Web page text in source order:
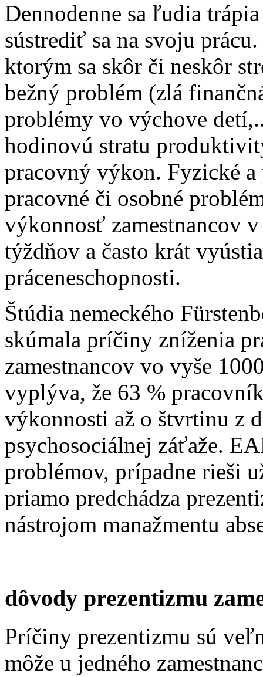
Dennodenne sa ľudia
sústrediť sa na svoju
ktorým sa skôr či neskôr
bežný problém (zlá
problémy vo výchove
hodinovú stratu
pracovný výkon. Fyzické a
pracovné či osobné
výkonnosť zamestnancov
týždňov a často krát
práceneschopnosti.
Štúdia nemeckého
skúmala príčiny zníženia
zamestnancov vo vyše
vyplýva, že 63 %
výkonnosti až o štvrtinu z
psychosociálnej záťaže.
problémov, prípadne rieši
priamo predchádza
nástrojom manažmentu
dôvody prezentizmu
Príčiny prezentizmu sú
môže u jedného